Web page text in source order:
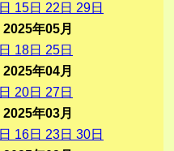
日 15日 22 日 29日
2025年05月
日 18日 25日
2025年04月
日 20日 27日
2025年03月
日 16日 23日 30日